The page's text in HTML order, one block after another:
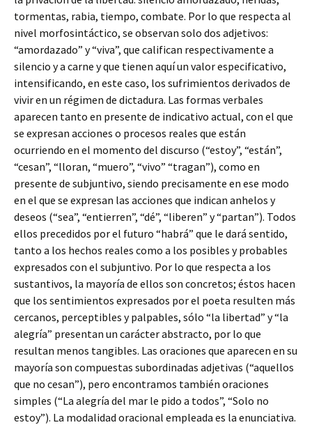
tormentas, rabia, tiempo, combate. Por lo que respecta al
nivel morfosintáctico, se observan solo dos adjetivos:
“amordazado” y “viva”, que califican respectivamente a
silencio y a carne y que tienen aquí un valor especificativo,
intensificando, en este caso, los sufrimientos derivados de
vivir en un régimen de dictadura. Las formas verbales
aparecen tanto en presente de indicativo actual, con el que
se expresan acciones o procesos reales que están
ocurriendo en el momento del discurso (“estoy”, “están”,
“cesan”, “lloran, “muero”, “vivo” “tragan”), como en
presente de subjuntivo, siendo precisamente en ese modo
en el que se expresan las acciones que indican anhelos y
deseos (“sea”, “entierren”, “dé”, “liberen” y “partan”). Todos
ellos precedidos por el futuro “habrá” que le dará sentido,
tanto a los hechos reales como a los posibles y probables
expresados con el subjuntivo. Por lo que respecta a los
sustantivos, la mayoría de ellos son concretos; éstos hacen
que los sentimientos expresados por el poeta resulten más
cercanos, perceptibles y palpables, sólo “la libertad” y “la
alegría” presentan un carácter abstracto, por lo que
resultan menos tangibles. Las oraciones que aparecen en su
mayoría son compuestas subordinadas adjetivas (“aquellos
que no cesan”), pero encontramos también oraciones
simples (“La alegría del mar le pido a todos”, “Solo no
estoy”). La modalidad oracional empleada es la enunciativa.